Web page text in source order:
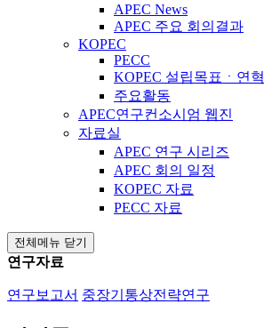
APEC News
APEC 주요 회의결과
KOPEC
PECC
KOPEC 설립목표ㆍ연혁
주요활동
APEC연구컨소시엄 웹진
자료실
APEC 연구 시리즈
APEC 회의 일정
KOPEC 자료
PECC 자료
전체메뉴 닫기
연구자료
연구보고서 중장기통상전략연구